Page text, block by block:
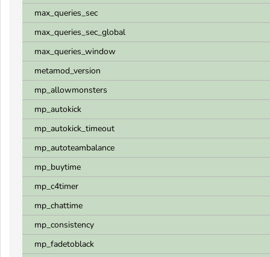
max_queries_sec
max_queries_sec_global
max_queries_window
metamod_version
mp_allowmonsters
mp_autokick
mp_autokick_timeout
mp_autoteambalance
mp_buytime
mp_c4timer
mp_chattime
mp_consistency
mp_fadetoblack